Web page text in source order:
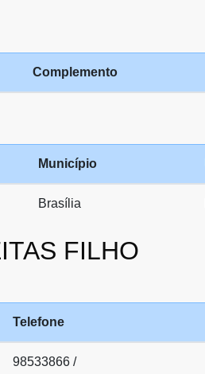
Complemento
Município
Brasília
FILHO
Telefone
98533866 /